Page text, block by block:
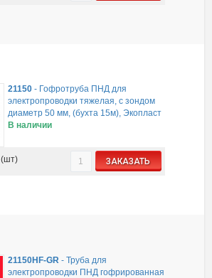
21150 - Гофротруба ПНД для
электропроводки тяжелая, с зондом
диаметр 50 мм, (бухта 15м), Экопласт
В наличии
(шт) ЗАКАЗАТЬ
21150HF-GR -Труба для
электропроводки ПНД гофрированная